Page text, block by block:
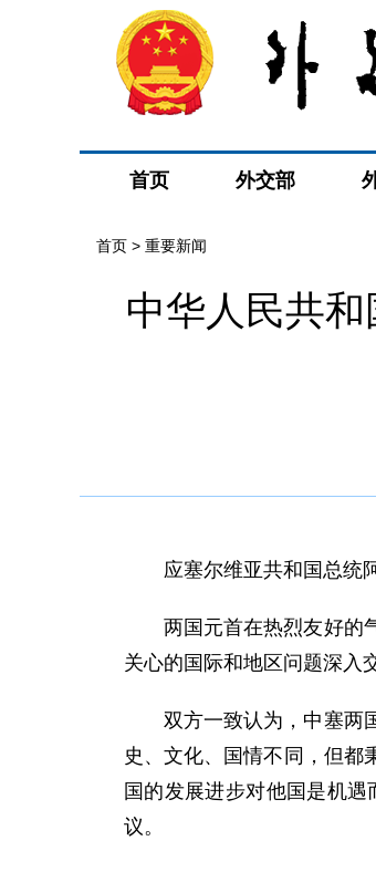
首页 外交部
首页 > 重要新闻
中华人民共
应塞尔维亚共和国总统
两国元首在热烈友好的
关心的国际和地区问题深入
双方一致认为，中塞两
史、文化、国情不同，但都
国的发展进步对他国是机
议。